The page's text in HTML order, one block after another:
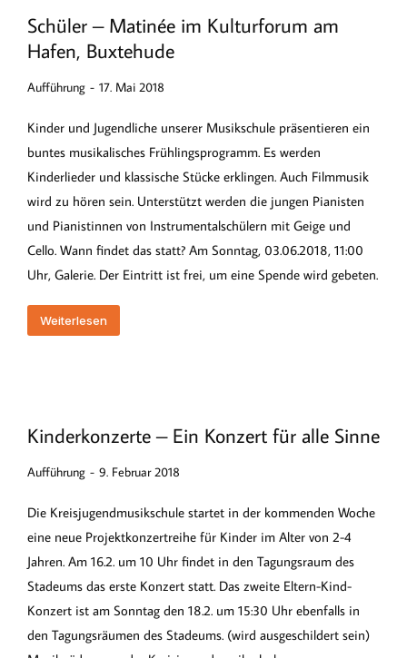
Schüler – Matinée im Kulturforum am
Hafen, Buxtehude
Aufführung 17. Mai 2018
Kinder und Jugendliche unserer Musikschule präsentieren ein
buntes musikalisches Frühlingsprogramm. Es werden
Kinderlieder und klassische Stücke erklingen. Auch Filmmusik
wird zu hören sein. Unterstützt werden die jungen Pianisten
und Pianistinnen von Instrumentalschülern mit Geige und
Cello. Wann findet das statt? Am Sonntag, 03.06.2018, 11:00
Uhr, Galerie. Der Eintritt ist frei, um eine Spende wird gebeten.
Weiterlesen
Kinderkonzerte – Ein Konzert für alle Sinne
Aufführung 9. Februar 2018
Die Kreisjugendmusikschule startet in der kommenden Woche
eine neue Projektkonzertreihe für Kinder im Alter von 2-4
Jahren. Am 16.2. um 10 Uhr findet in den Tagungsraum des
Stadeums das erste Konzert statt. Das zweite Eltern-Kind-
Konzert ist am Sonntag den 18.2. um 15:30 Uhr ebenfalls in
den Tagungsräumen des Stadeums. (wird ausgeschildert sein)